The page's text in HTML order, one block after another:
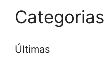
Categorias
Últimas